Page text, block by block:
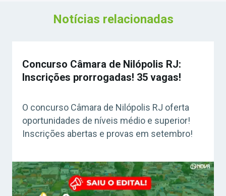
Notícias relacionadas
Concurso Câmara de Nilópolis RJ:
Inscrições prorrogadas! 35 vagas!
O concurso Câmara de Nilópolis RJ oferta
oportunidades de níveis médio e superior!
Inscrições abertas e provas em setembro!